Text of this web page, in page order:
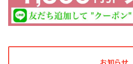
お知らせ